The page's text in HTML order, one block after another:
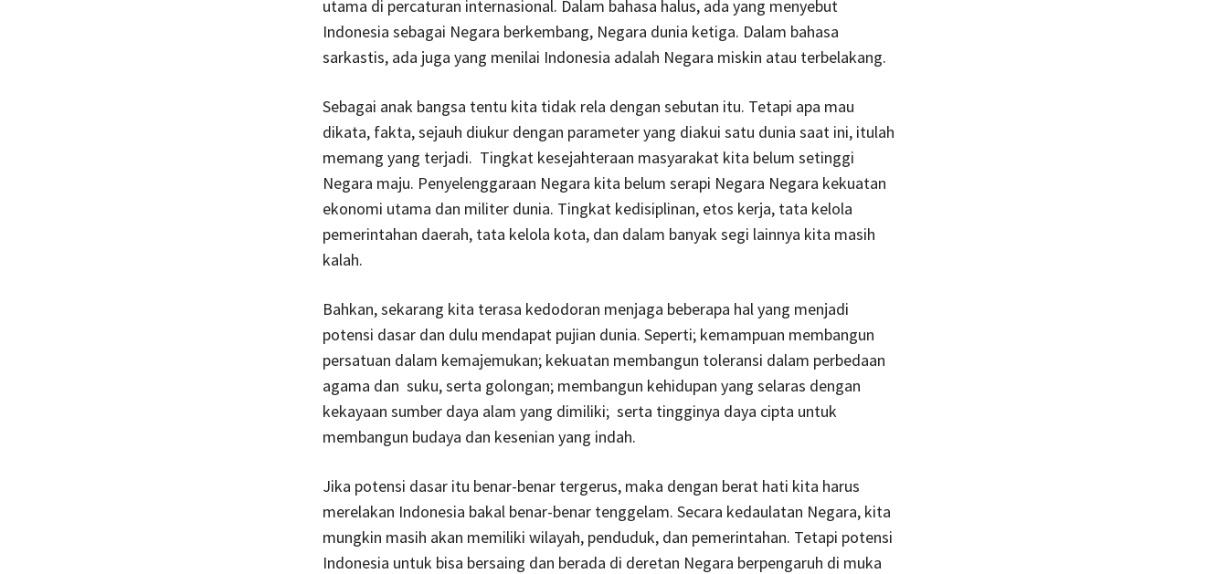
utama di percaturan internasional. Dalam bahasa halus, ada yang menyebut
Indonesia sebagai Negara berkembang, Negara dunia ketiga. Dalam bahasa
sarkastis, ada juga yang menilai Indonesia adalah Negara miskin atau terbelakang.
Sebagai anak bangsa tentu kita tidak rela dengan sebutan itu. Tetapi apa mau
dikata, fakta, sejauh diukur dengan parameter yang diakui satu dunia saat ini, itulah
memang yang terjadi. Tingkat kesejahteraan masyarakat kita belum setinggi
Negara maju. Penyelenggaraan Negara kita belum serapi Negara Negara kekuatan
ekonomi utama dan militer dunia. Tingkat kedisiplinan, etos kerja, tata kelola
pemerintahan daerah, tata kelola kota, dan dalam banyak segi lainnya kita masih
kalah.
Bahkan, sekarang kita terasa kedodoran menjaga beberapa hal yang menjadi
potensi dasar dan dulu mendapat pujian dunia. Seperti; kemampuan membangun
persatuan dalam kemajemukan; kekuatan membangun toleransi dalam perbedaan
agama dan suku, serta golongan; membangun kehidupan yang selaras dengan
kekayaan sumber daya alam yang dimiliki; serta tingginya daya cipta untuk
membangun budaya dan kesenian yang indah.
Jika potensi dasar itu benar-benar tergerus, maka dengan berat hati kita harus
merelakan Indonesia bakal benar-benar tenggelam. Secara kedaulatan Negara, kita
mungkin masih akan memiliki wilayah, penduduk, dan pemerintahan. Tetapi potensi
Indonesia untuk bisa bersaing dan berada di deretan Negara berpengaruh di muka